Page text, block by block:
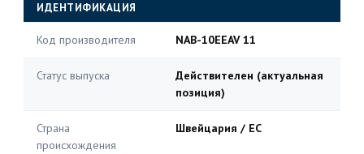
ИДЕНТИФИКАЦИЯ
Код производителя NAB-10EEAV 11
Статус выпуска
Действителен (актуальная
позиция)
Страна
происхождения
Швейцария / ЕС